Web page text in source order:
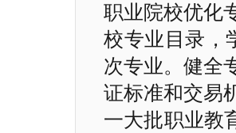
职业院校优化
校专业目录，
次专业。健全
证标准和交易
一大批职业教